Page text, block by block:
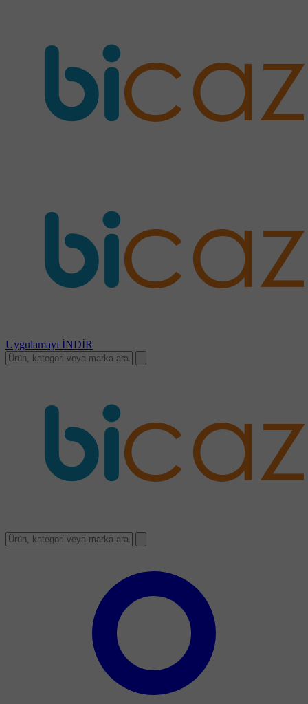
Uygulamayı İNDİR